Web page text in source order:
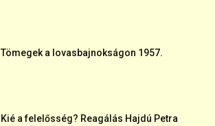
Tömegek a lovasbajnokságon 1957.
Kié a felelősség? Reagálás Hajdú Petra